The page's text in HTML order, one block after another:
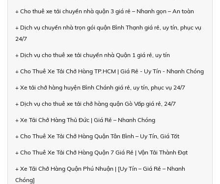
+ Cho thuê xe tải chuyển nhà quận 3 giá rẻ – Nhanh gọn – An toàn
+ Dịch vụ chuyển nhà trọn gói quận Bình Thạnh giá rẻ, uy tín, phục vụ
24/7
+ Dịch vụ cho thuê xe tải chuyển nhà Quận 1 giá rẻ, uy tín
+ Cho Thuê Xe Tải Chở Hàng TP.HCM | Giá Rẻ - Uy Tín - Nhanh Chóng
+ Xe tải chở hàng huyện Bình Chánh giá rẻ, uy tín, phục vụ 24/7
+ Dịch vụ cho thuê xe tải chở hàng quận Gò Vấp giá rẻ, 24/7
+ Xe Tải Chở Hàng Thủ Đức | Giá Rẻ – Nhanh Chóng
+ Cho Thuê Xe Tải Chở Hàng Quận Tân Bình – Uy Tín, Giá Tốt
+ Cho Thuê Xe Tải Chở Hàng Quận 7 Giá Rẻ | Vận Tải Thành Đạt
+ Xe Tải Chở Hàng Quận Phú Nhuận | [Uy Tín – Giá Rẻ – Nhanh
Chóng]